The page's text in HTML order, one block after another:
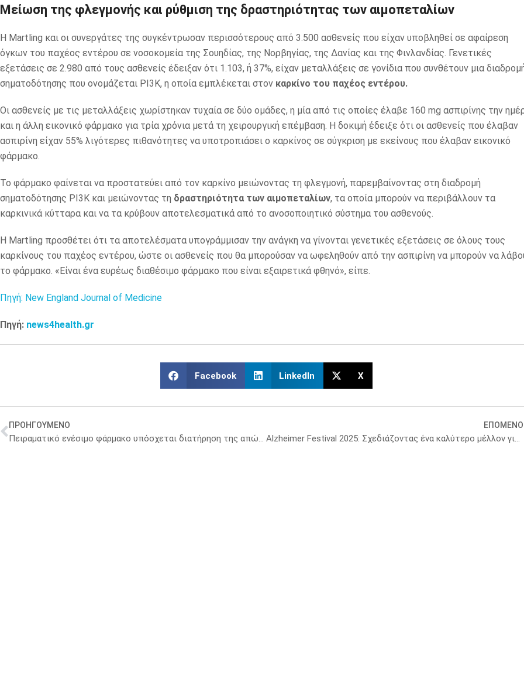
Μείωση της φλεγμονής και ρύθμιση της δραστηριότητας των αιμοπεταλίων
Η Martling και οι συνεργάτες της συγκέντρωσαν περισσότερους από 3.500 ασθενείς που είχαν υποβληθεί σε αφαίρεση
όγκων του παχέος εντέρου σε νοσοκομεία της Σουηδίας, της Νορβηγίας, της Δανίας και της Φινλανδίας. Γενετικές
εξετάσεις σε 2.980 από τους ασθενείς έδειξαν ότι 1.103, ή 37%, είχαν μεταλλάξεις σε γονίδια που συνθέτουν μια
σηματοδότησης που ονομάζεται PI3K, η οποία εμπλέκεται στον καρκίνο του παχέος εντέρου.
Οι ασθενείς με τις μεταλλάξεις χωρίστηκαν τυχαία σε δύο ομάδες, η μία από τις οποίες έλαβε 160 mg ασπιρίνης την
και η άλλη εικονικό φάρμακο για τρία χρόνια μετά τη χειρουργική επέμβαση. Η δοκιμή έδειξε ότι οι ασθενείς που έλαβαν
ασπιρίνη είχαν 55% λιγότερες πιθανότητες να υποτροπιάσει ο καρκίνος σε σύγκριση με εκείνους που έλαβαν εικονικό
φάρμακο.
Το φάρμακο φαίνεται να προστατεύει από τον καρκίνο μειώνοντας τη φλεγμονή, παρεμβαίνοντας στη διαδρομή
σηματοδότησης PI3K και μειώνοντας τη δραστηριότητα των αιμοπεταλίων, τα οποία μπορούν να περιβάλλουν τα
καρκινικά κύτταρα και να τα κρύβουν αποτελεσματικά από το ανοσοποιητικό σύστημα του ασθενούς.
Η Martling προσθέτει ότι τα αποτελέσματα υπογράμμισαν την ανάγκη να γίνονται γενετικές εξετάσεις σε όλους τους
καρκίνους του παχέος εντέρου, ώστε οι ασθενείς που θα μπορούσαν να ωφεληθούν από την ασπιρίνη να μπορούν να
το φάρμακο. «Είναι ένα ευρέως διαθέσιμο φάρμακο που είναι εξαιρετικά φθηνό», είπε.
Πηγή: New England Journal of Medicine
Πηγή: news4health.gr
Facebook LinkedIn X
ΠΡΟΗΓΟΥΜΕΝΟ
Πειραματικό ενέσιμο φάρμακο υπόσχεται διατήρηση της απώλειας βάρους και μετά τη διακοπή του
ΕΠΟΜΕΝΟ
Alzheimer Festival 2025: Σχεδιάζοντας ένα καλύτερο μέλλον για άτομα με άνοια και τους φροντιστές τους